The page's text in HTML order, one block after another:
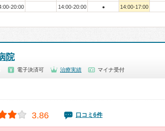
20:00 14:00-20:00 ● 14:00-17:00
院
電子決済可 治療実績 マイナ受付
3.86 口コミ6件